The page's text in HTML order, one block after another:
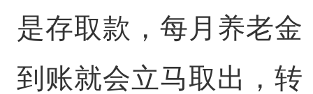
是存取款，每月养老金
到账就会立马取出，转